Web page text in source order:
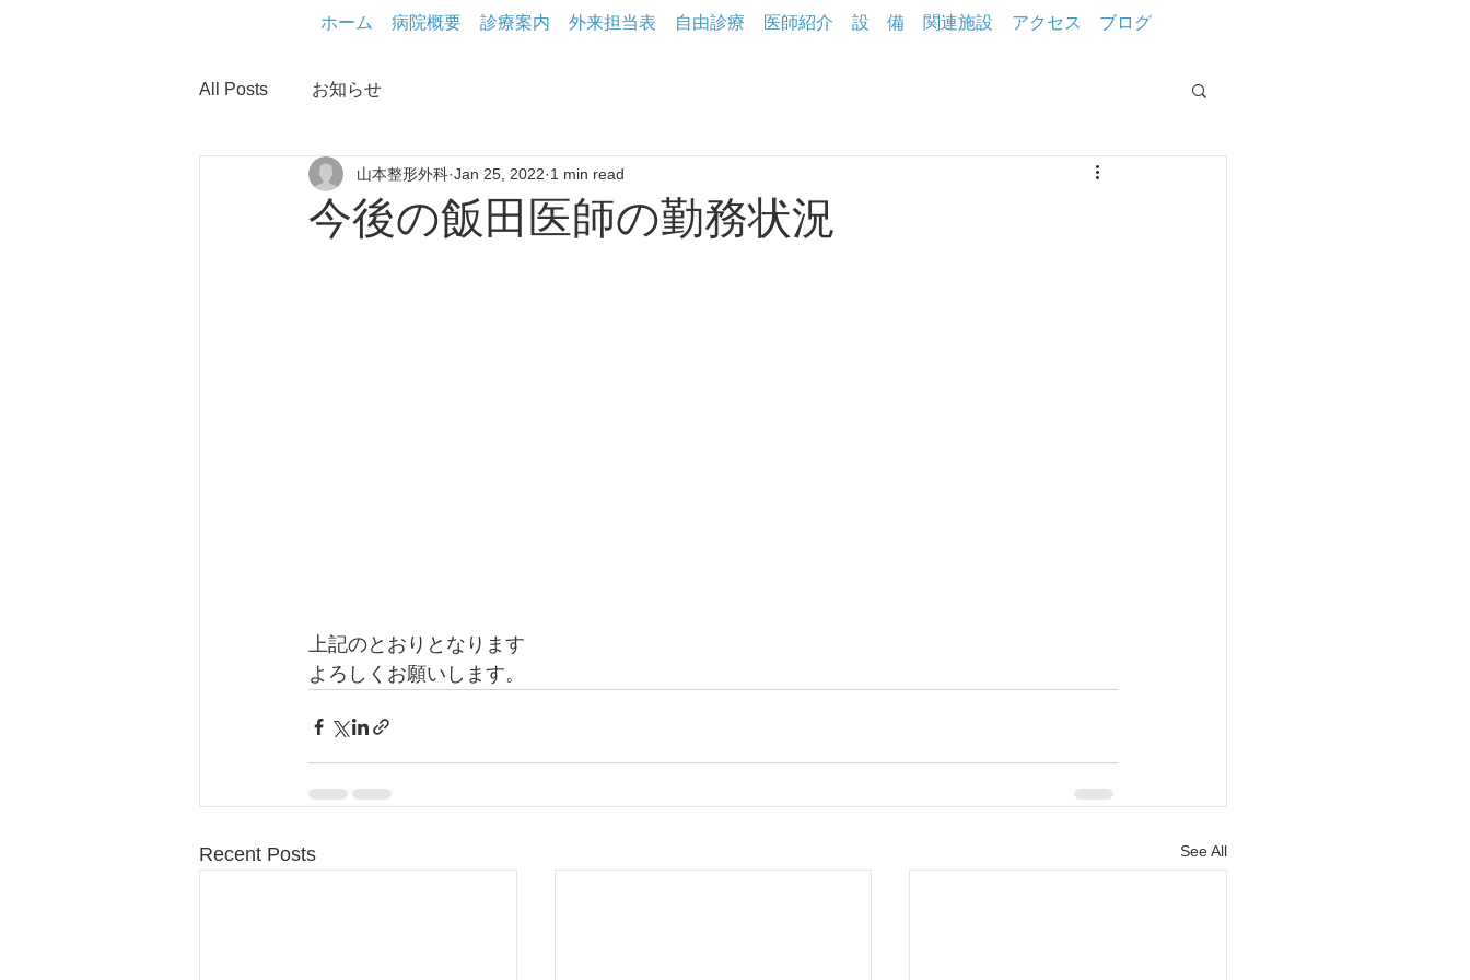
ホーム 病院概要 診療案内 外来担当表 自由診療 医師紹介 設 備 関連施設 アクセス ブログ
All Posts お知らせ
今後の飯田医師の勤務状況
山本整形外科 Jan 25, 2022 1 min read
上記のとおりとなります
よろしくお願いします。
Recent Posts See All